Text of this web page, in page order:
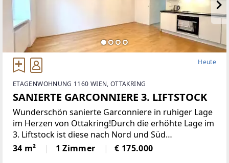
Heute
ETAGENWOHNUNG 1160 WIEN, OTTAKRING
SANIERTE GARCONNIERE 3. LIFTSTOCK
Wunderschön sanierte Garconniere in ruhiger Lage
im Herzen von Ottakring!Durch die erhöhte Lage im
3. Liftstock ist diese nach Nord und Süd
ausgerichtete Wohnung sehr hell und bietet eine
angenehme Wohnatmosphäre. Sie verfügt über
34 m² 1 Zimmer € 175.000